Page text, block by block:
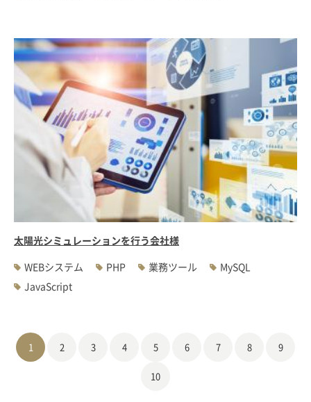
太陽光シミュレーションを行う会社様
WEBシステム
PHP 業務ツール
MySQL
JavaScript
1 2 3 4 5 6 7 8 9
10